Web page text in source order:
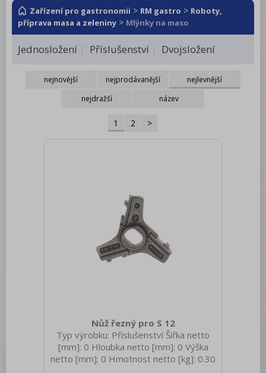
RM LOTUS 700
RM LOTUS 900
Roboty, příprava masa a zeleniny
Pizza program
Konvektomaty
Chlazení
Drop In - Monoblok
Bufety, drop-in, vitríny, výdejní vany a
REDFOX 600
REDFOX 700
Zařízení pro gastronomii > RM gastro > Roboty,
příprava masa a zeleniny > Mlýnky na maso
Jednosložení Příslušenství Dvojsložení
nejnovější nejprodávanější
nejlevnější
nejdražší
název
1 2 >
Nůž řezný pro S 12
Typ výrobku: Příslušenství Šířka netto
[mm]: 0 Hloubka netto [mm]: 0 Výška
netto [mm]: 0 Hmotnost netto [kg]: 0.30